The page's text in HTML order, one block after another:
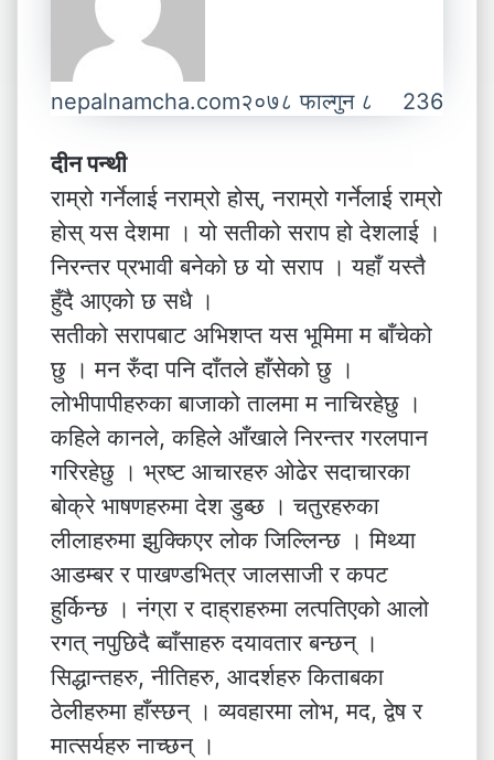
nepalnamcha.com२०७८ फाल्गुन ८ 236
दीन पन्थी
राम्रो गर्नेलाई नराम्रो होस्, नराम्रो गर्नेलाई राम्रो
होस् यस देशमा । यो सतीको सराप हो देशलाई ।
निरन्तर प्रभावी बनेको छ यो सराप । यहाँ यस्तै
हुँदै आएको छ सधै ।
सतीको सरापबाट अभिशप्त यस भूमिमा म बाँचेको
छु । मन रुँदा पनि दाँतले हाँसेको छु ।
लोभीपापीहरुका बाजाको तालमा म नाचिरहेछु ।
कहिले कानले, कहिले आँखाले निरन्तर गरलपान
गरिरहेछु । भ्रष्ट आचारहरु ओढेर सदाचारका
बोक्रे भाषणहरुमा देश डुब्छ । चतुरहरुका
लीलाहरुमा झुक्किएर लोक जिल्लिन्छ । मिथ्या
आडम्बर र पाखण्डभित्र जालसाजी र कपट
हुर्किन्छ । नंग्रा र दाह्राहरुमा लत्पतिएको आलो
रगत् नपुछिदै ब्वाँसाहरु दयावतार बन्छन् ।
सिद्धान्तहरु, नीतिहरु, आदर्शहरु किताबका
ठेलीहरुमा हाँस्छन् । व्यवहारमा लोभ, मद, द्वेष र
मात्सर्यहरु नाच्छन् ।